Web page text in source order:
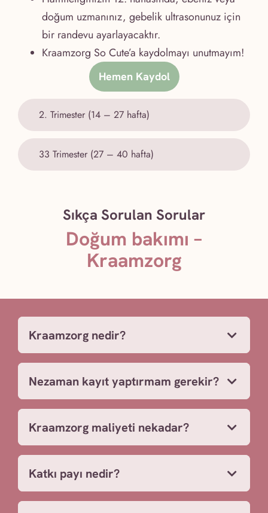
2. Trimester (14 – 27 hafta)
33 Trimester (27 – 40 hafta)
doğum uzmanınız, gebelik ultrasonunuz için
bir randevu ayarlayacaktır.
Kraamzorg So Cute’a kaydolmayı unutmayım!
Hemen Kaydol
Sıkça Sorulan Sorular
Doğum bakımı –
Kraamzorg
Kraamzorg nedir?
Nezaman kayıt yaptırmam gerekir?
Kraamzorg maliyeti nekadar?
Katkı payı nedir?